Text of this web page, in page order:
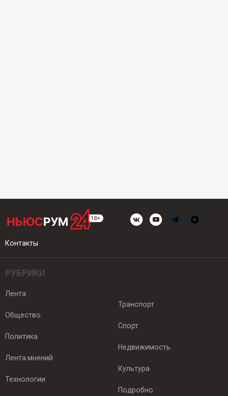
Контакты
РУБРИКИ
Лента
Общество
Политика
Лента мнений
Технологии
Транспорт
Спорт
Недвижимость
Культура
Подробно